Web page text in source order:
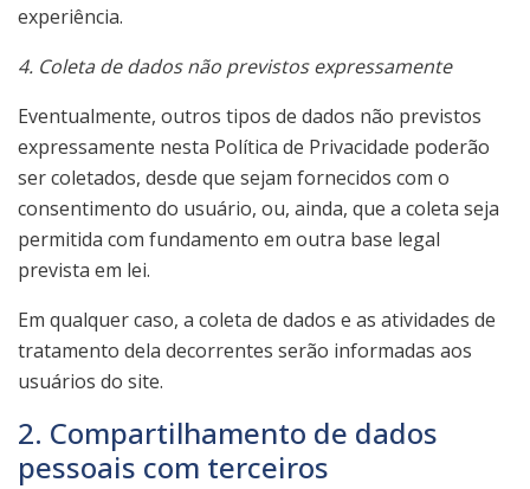
experiência.
4. Coleta de dados não previstos expressamente
Eventualmente, outros tipos de dados não previstos
expressamente nesta Política de Privacidade poderão
ser coletados, desde que sejam fornecidos com o
consentimento do usuário, ou, ainda, que a coleta seja
permitida com fundamento em outra base legal
prevista em lei.
Em qualquer caso, a coleta de dados e as atividades de
tratamento dela decorrentes serão informadas aos
usuários do site.
2. Compartilhamento de dados
pessoais com terceiros